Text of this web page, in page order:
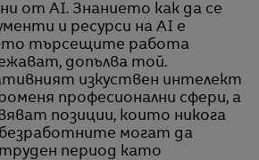
от AI. Знанието как да се
и ресурси на AI е
търсещите работа
допълва той.
изкуствен интелект
професионални сфери, а
позиции, които никога
могат да
период като